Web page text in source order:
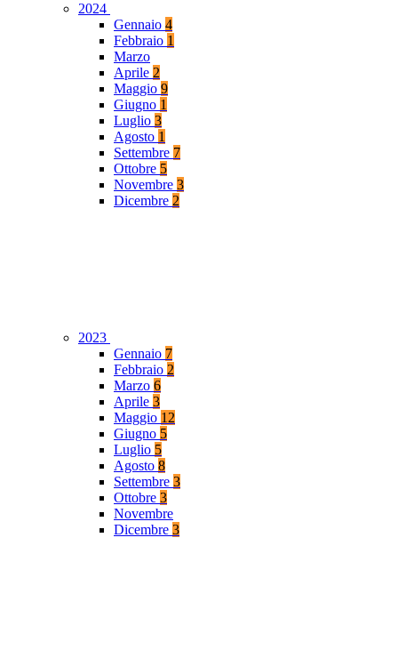
2024
Gennaio 4
Febbraio 1
Marzo
Aprile 2
Maggio 9
Giugno 1
Luglio 3
Agosto 1
Settembre 7
Ottobre 5
Novembre 3
Dicembre 2
2023
Gennaio 7
Febbraio 2
Marzo 6
Aprile 3
Maggio 12
Giugno 5
Luglio 5
Agosto 8
Settembre 3
Ottobre 3
Novembre
Dicembre 3